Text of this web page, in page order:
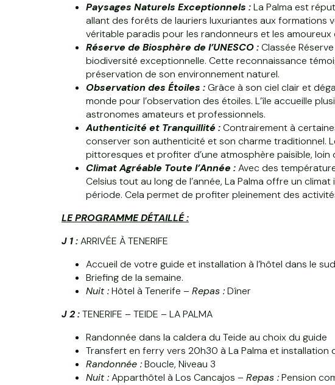
Paysages Naturels Exceptionnels :La Palma est
allant des forêts de lauriers luxuriantes aux formations
véritable paradis pour les randonneurs et les amoureux
Réserve de Biosphère de l’UNESCO :Classée
biodiversité exceptionnelle. Cette reconnaissance
préservation de son environnement naturel.
Observation des Étoiles :Grâce à son ciel clair et
monde pour l’observation des étoiles. L’île accueille
astronomes amateurs et professionnels.
Authenticité et Tranquillité :Contrairement à
conserver son authenticité et son charme traditionnel.
pittoresques et profiter d’une atmosphère paisible, loin
Climat Agréable Toute l’Année :Avec des
Celsius tout au long de l’année, La Palma offre un
période. Cela permet de profiter pleinement des
LE PROGRAMME DÉTAILLÉ :
J 1 :ARRIVÉE À TENERIFE
Accueil de votre guide et installation à l’hôtel dans le sud
Briefing de la semaine.
Nuit :Hôtel à Tenerife –Repas :Dîner
J 2 :TENERIFE – TEIDE – LA PALMA
Randonnée dans la caldera du Teide au choix du guide
Transfert en ferry vers 20h30 à La Palma et installation
Randonnée :Boucle, Niveau 3
Nuit :Apparthôtel à Los Cancajos –Repas :Pension